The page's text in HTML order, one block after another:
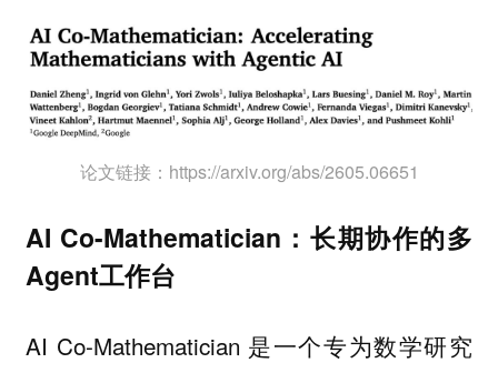
论文链接：https://arxiv.org/abs/2605.06651
AI Co-Mathematician：长期协作的多
Agent工作台
AI Co-Mathematician 是一个专为数学研究